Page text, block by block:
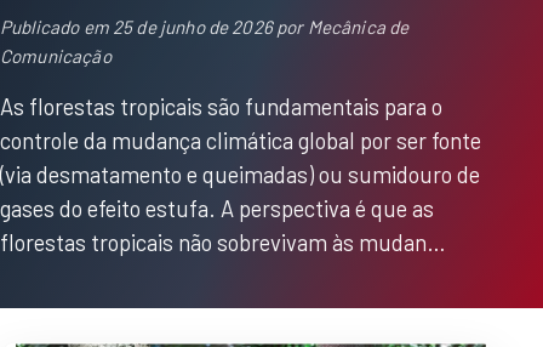
Publicado em 25 de junho de 2026por Mecânica de
Comunicação
As florestas tropicais são fundamentais para o
controle da mudança climática global por ser fonte
(via desmatamento e queimadas) ou sumidouro de
gases do efeito estufa. A perspectiva é que as
florestas tropicais não sobrevivam às mudan…